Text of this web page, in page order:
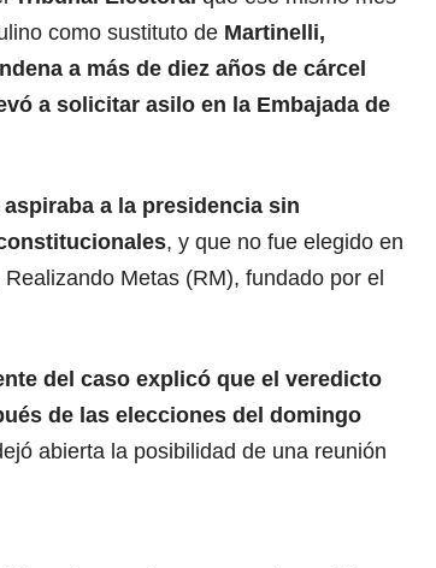
como sustituto de Martinelli,
a más de diez años de cárcel
a solicitar asilo en la Embajada de
a la presidencia sin
, y que no fue elegido en
Metas (RM), fundado por el
del caso explicó que el veredicto
de las elecciones del domingo
abierta la posibilidad de una reunión